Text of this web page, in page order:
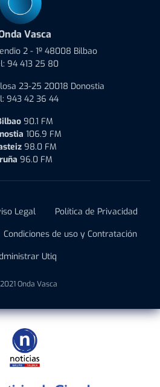
Vasca
2 - 1º 48008 Bilbao
94 413 25 80
23-25 20018 Donostia
943 42 36 44
90.1 FM
106.9 FM
98.0 FM
96.0 FM
Legal
Política de Privacidad
Condiciones de uso y Contratación
Utiq
Onda Vasca